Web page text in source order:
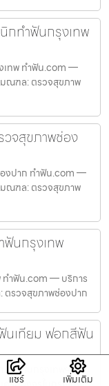
กทำฟันกรุงเทพ
เทพ ทำฟัน.com —
ณฑล: ตรวจสุขภาพ
วจสุขภาพช่อง
งปาก ทำฟัน.com —
ณฑล: ตรวจสุขภาพ
ฟันกรุงเทพ
ทำฟัน.com — บริการ
รวจสุขภาพช่องปาก
นเทียม ฟอกสีฟัน
ฟัน ในกรุงเทพฯ–
แชร์ เพิ่มเติม